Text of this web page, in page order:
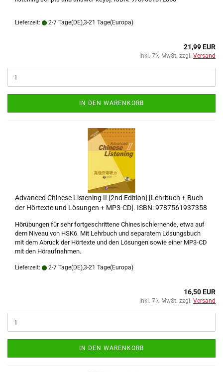
Lieferzeit: 2-7 Tage(DE),3-21 Tage(Europa)
21,99 EUR
inkl. 7% MwSt. zzgl. Versand
IN DEN WARENKORB
Advanced Chinese Listening II [2nd Edition] [Lehrbuch + Buch
der Hörtexte und Lösungen + MP3-CD]. ISBN: 9787561937358
Hörübungen für sehr fortgeschrittene Chinesischlernende, etwa auf
dem Niveau von HSK6. Mit Lehrbuch und separatem Lösungsbuch
mit dem Abruck der Hörtexte und den Lösungen sowie einer MP3-CD
mit den Höraufnahmen.
Lieferzeit: 2-7 Tage(DE),3-21 Tage(Europa)
16,50 EUR
inkl. 7% MwSt. zzgl. Versand
IN DEN WARENKORB